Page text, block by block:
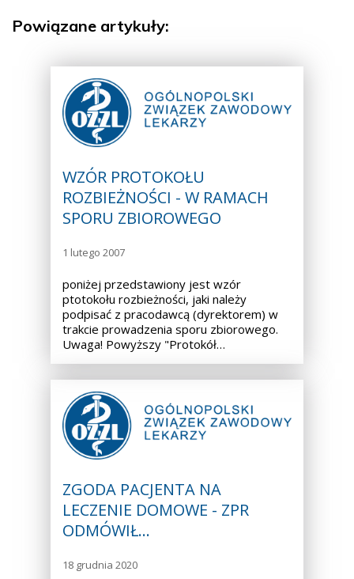
Powiązane artykuły:
WZÓR PROTOKOŁU
ROZBIEŻNOŚCI - W RAMACH
SPORU ZBIOROWEGO
1 lutego 2007
poniżej przedstawiony jest wzór
ptotokołu rozbieżności, jaki należy
podpisać z pracodawcą (dyrektorem) w
trakcie prowadzenia sporu zbiorowego.
Uwaga! Powyższy "Protokół…
ZGODA PACJENTA NA
LECZENIE DOMOWE - ZPR
ODMÓWIŁ…
18 grudnia 2020